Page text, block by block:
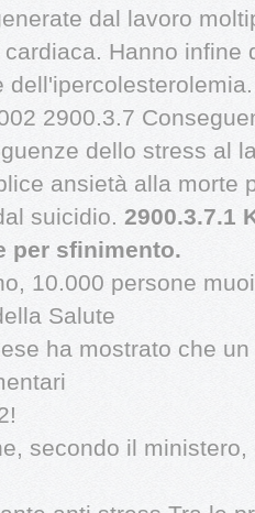
dal lavoro
Hanno infine
2900.3.7
dello stress al
ansietà alla morte
suicidio. 2900.3.7.1
per sfinimento.
10.000 persone
Salute
ha mostrato che
secondo il